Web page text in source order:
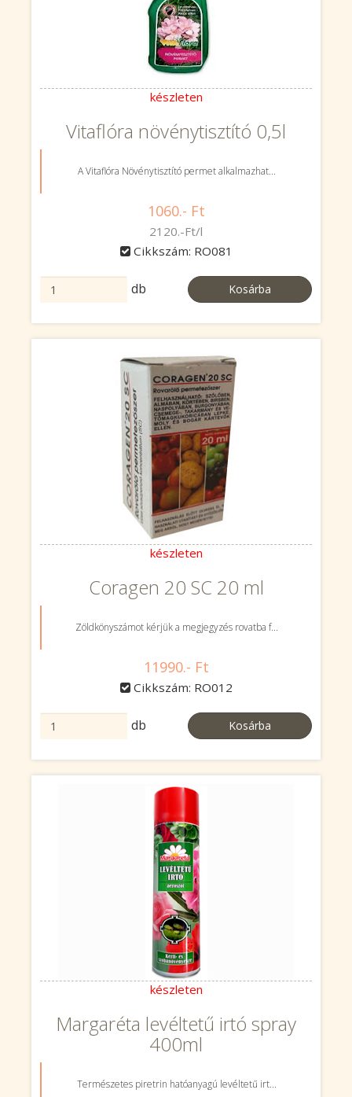
készleten
Vitaflóra növénytisztító 0,5l
A Vitaflóra Növénytisztító permet alkalmazhat...
1060.- Ft
2120.-Ft/l
Cikkszám: RO081
db Kosárba
készleten
Coragen 20 SC 20 ml
Zöldkönyszámot kérjük a megjegyzés rovatba f...
11990.- Ft
Cikkszám: RO012
db Kosárba
készleten
Margaréta levéltetű irtó spray
400ml
Természetes piretrin hatóanyagú levéltetű irt...